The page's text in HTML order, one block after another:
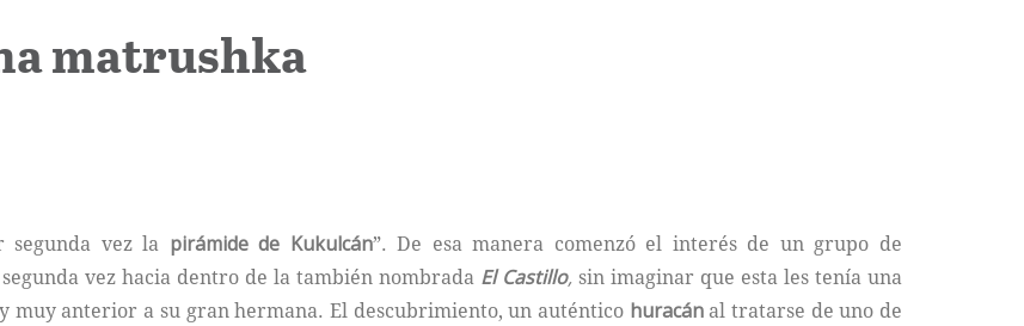
matrushka
vez la pirámide de Kukulcán”. De esa manera comenzó el interés de un grupo de
vez hacia dentro de la también nombrada El Castillo, sin imaginar que esta les tenía una
muy anterior a su gran hermana. El descubrimiento, un auténtico huracánal tratarse de uno de